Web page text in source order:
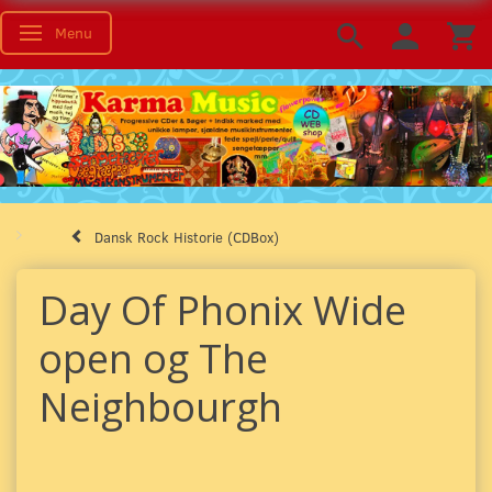
Toggle navigation
Menu
Dansk Rock Historie (CDBox)
Day Of Phonix Wide
open og The
Neighbourgh